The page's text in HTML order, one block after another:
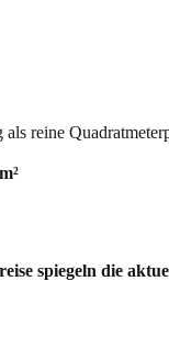
reine
spiegeln die